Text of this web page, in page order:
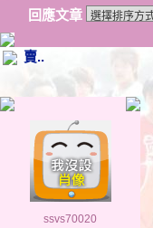
回應文章
賣..
ssvs70020